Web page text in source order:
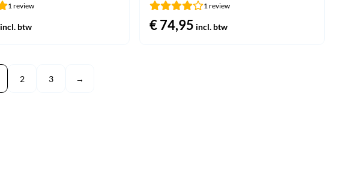
1 review
incl. btw
1 review
€74,95 incl. btw
2 3 →